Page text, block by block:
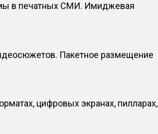
в печатных СМИ. Имиджевая
Пакетное размещение
цифровых экранах, пилларах,